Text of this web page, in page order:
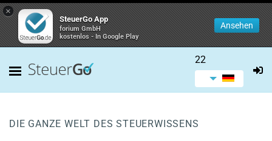
×
SteuerGo App
forium GmbH
kostenlos - In Google Play
Ansehen
22
DIE GANZE WELT DES STEUERWISSENS